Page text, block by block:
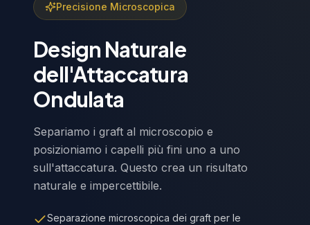
Precisione Microscopica
Design Naturale
dell'Attaccatura
Ondulata
Separiamo i graft al microscopio e
posizioniamo i capelli più fini uno a uno
sull'attaccatura. Questo crea un risultato
naturale e impercettibile.
Separazione microscopica dei graft per le